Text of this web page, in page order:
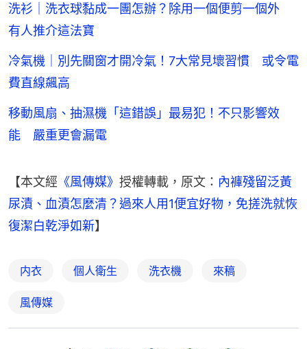
洗衫｜洗衣球黏成一團怎辦？除用一個便剪一個外
有人推介這法寶
冷氣機｜別先關窗才開冷氣！7大常見壞習慣 或令電
費直線飆高
移動風扇、抽濕機「這錯誤」最易犯！不只影響效
能 嚴重更會漏電
【本文經 《風傳媒》 授權轉載，原文： 內褲殘留泛黃
尿漬、血漬怎麼清？過來人用1便宜好物，免搓洗就恢
復潔白乾淨如新】
内衣 個人衛生 洗衣機 來稿
風傳媒